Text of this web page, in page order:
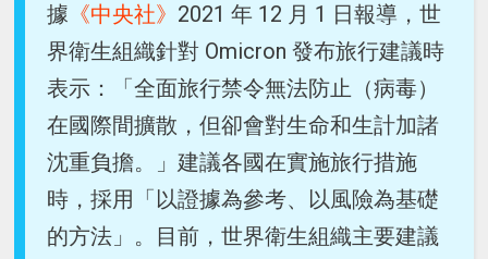
據 《中央社》 2021 年 12 月 1 日報導，世
界衛生組織針對 Omicron 發布旅行建議時
表示：「全面旅行禁令無法防止（病毒）
在國際間擴散，但卻會對生命和生計加諸
沈重負擔。」建議各國在實施旅行措施
時，採用「以證據為參考、以風險為基礎
的方法」。目前，世界衛生組織主要建議